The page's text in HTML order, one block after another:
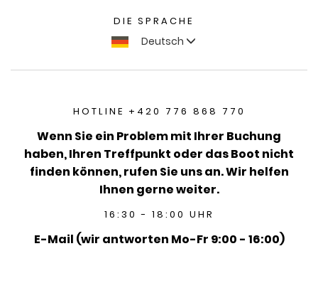
DIE SPRACHE
Deutsch
HOTLINE +420 776 868 770
Wenn Sie ein Problem mit Ihrer Buchung
haben, Ihren Treffpunkt oder das Boot nicht
finden können, rufen Sie uns an. Wir helfen
Ihnen gerne weiter.
16:30 - 18:00 UHR
E-Mail (wir antworten Mo-Fr 9:00 - 16:00)